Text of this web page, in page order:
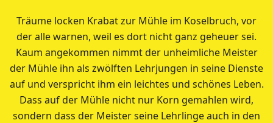
Träume locken Krabat zur Mühle im Koselbruch, vor
der alle warnen, weil es dort nicht ganz geheuer sei.
Kaum angekommen nimmt der unheimliche Meister
der Mühle ihn als zwölften Lehrjungen in seine Dienste
auf und verspricht ihm ein leichtes und schönes Leben.
Dass auf der Mühle nicht nur Korn gemahlen wird,
sondern dass der Meister seine Lehrlinge auch in den